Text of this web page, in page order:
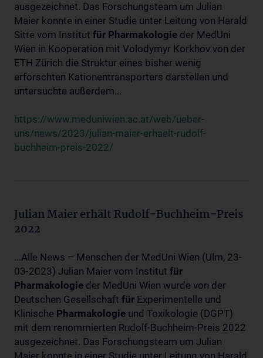
ausgezeichnet. Das Forschungsteam um Julian
Maier konnte in einer Studie unter Leitung von Harald
Sitte vom Institut für Pharmakologie der MedUni
Wien in Kooperation mit Volodymyr Korkhov von der
ETH Zürich die Struktur eines bisher wenig
erforschten Kationentransporters darstellen und
untersuchte außerdem...
https://www.meduniwien.ac.at/web/ueber-
uns/news/2023/julian-maier-erhaelt-rudolf-
buchheim-preis-2022/
Julian Maier erhält Rudolf-Buchheim-Preis
2022
...Alle News – Menschen der MedUni Wien (Ulm, 23-
03-2023) Julian Maier vom Institut für
Pharmakologie der MedUni Wien wurde von der
Deutschen Gesellschaft für Experimentelle und
Klinische Pharmakologie und Toxikologie (DGPT)
mit dem renommierten Rudolf-Buchheim-Preis 2022
ausgezeichnet. Das Forschungsteam um Julian
Maier konnte in einer Studie unter Leitung von Harald